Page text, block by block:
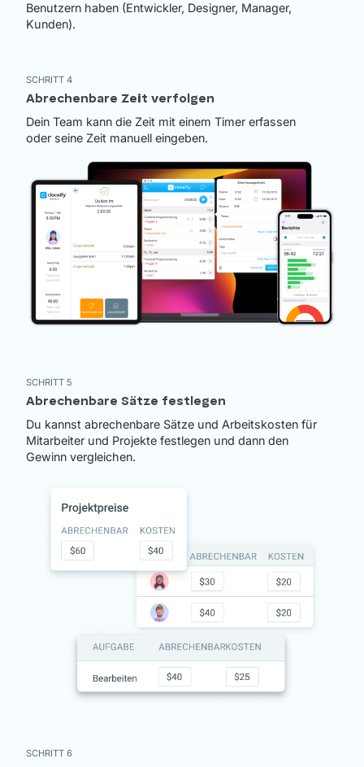
Benutzern haben (Entwickler, Designer, Manager,
Kunden).
SCHRITT 4
Abrechenbare Zeit verfolgen
Dein Team kann die Zeit mit einem Timer erfassen
oder seine Zeit manuell eingeben.
SCHRITT 5
Abrechenbare Sätze festlegen
Du kannst abrechenbare Sätze und Arbeitskosten für
Mitarbeiter und Projekte festlegen und dann den
Gewinn vergleichen.
SCHRITT 6